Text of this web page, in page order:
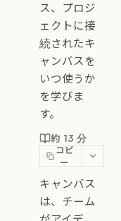
ス、プロジ
ェクトに接
続されたキ
ャンバスを
いつ使うか
を学びま
す。
約 13 分
コピ
ー
キャンバス
は、チーム